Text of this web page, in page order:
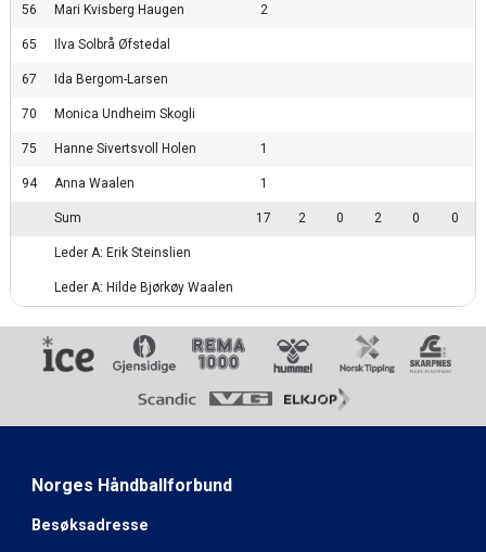
56 Mari Kvisberg Haugen 2
65 Ilva Solbrå Øfstedal
67 Ida Bergom-Larsen
70 Monica Undheim Skogli
75 Hanne Sivertsvoll Holen 1
94 Anna Waalen 1
Sum 17 2 0 2 0 0
Leder A: Erik Steinslien
Leder A: Hilde Bjørkøy Waalen
Norges Håndballforbund
Besøksadresse